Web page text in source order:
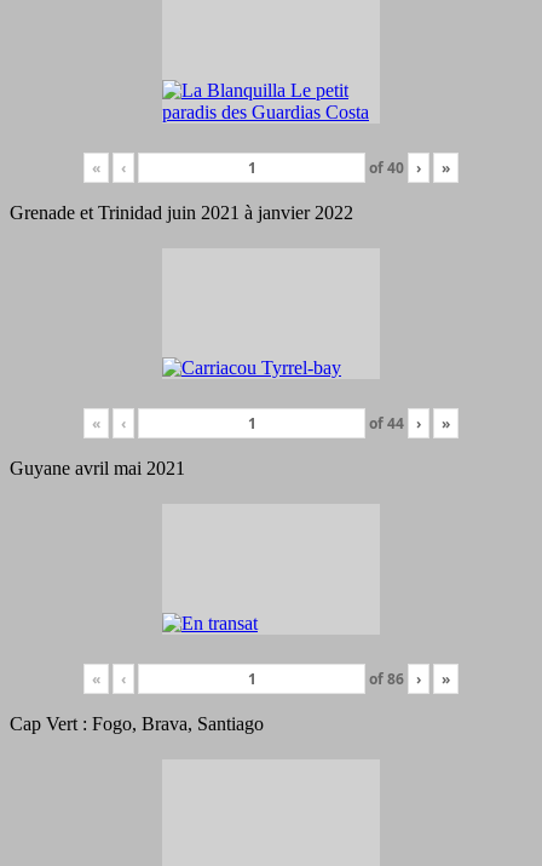
« ‹ of40 › »
Grenade et Trinidad juin 2021 à janvier 2022
« ‹ of44 › »
Guyane avril mai 2021
« ‹ of86 › »
Cap Vert : Fogo, Brava, Santiago